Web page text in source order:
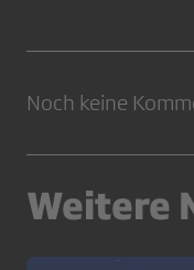
Noch keine
Weitere